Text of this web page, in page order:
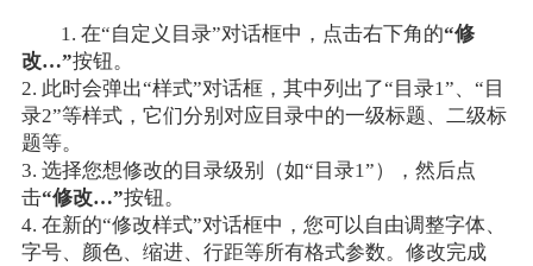
1. 在“自定义目录”对话框中，点击右下角的“修
改…”按钮。
2. 此时会弹出“样式”对话框，其中列出了“目录1”、“目
录2”等样式，它们分别对应目录中的一级标题、二级标
题等。
3. 选择您想修改的目录级别（如“目录1”），然后点
击“修改…”按钮。
4. 在新的“修改样式”对话框中，您可以自由调整字体、
字号、颜色、缩进、行距等所有格式参数。修改完成